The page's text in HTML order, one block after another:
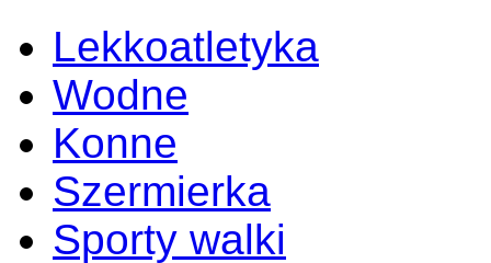
Lekkoatletyka
Wodne
Konne
Szermierka
Sporty walki